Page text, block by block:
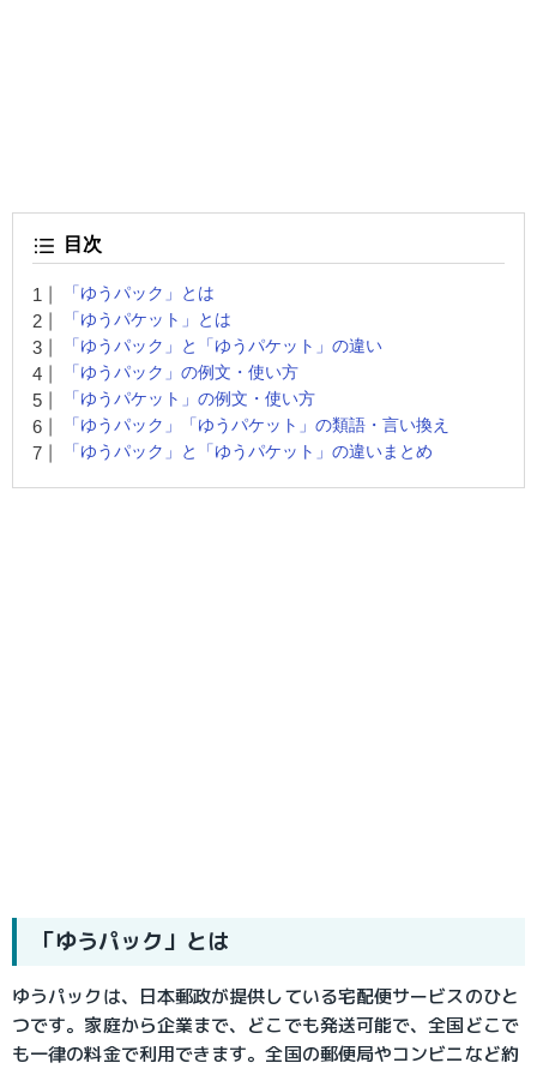
目次
「ゆうパック」とは
「ゆうパケット」とは
「ゆうパック」と「ゆうパケット」の違い
「ゆうパック」の例文・使い方
「ゆうパケット」の例文・使い方
「ゆうパック」「ゆうパケット」の類語・言い換え
「ゆうパック」と「ゆうパケット」の違いまとめ
「ゆうパック」とは
ゆうパックは、日本郵政が提供している宅配便サービスのひと
つです。家庭から企業まで、どこでも発送可能で、全国どこで
も一律の料金で利用できます。全国の郵便局やコンビニなど約